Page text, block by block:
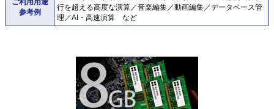
ご利用用途
参考例
行を超える高度な演算／音楽編集／動画編集／データベース管
理／AI・高速演算 など